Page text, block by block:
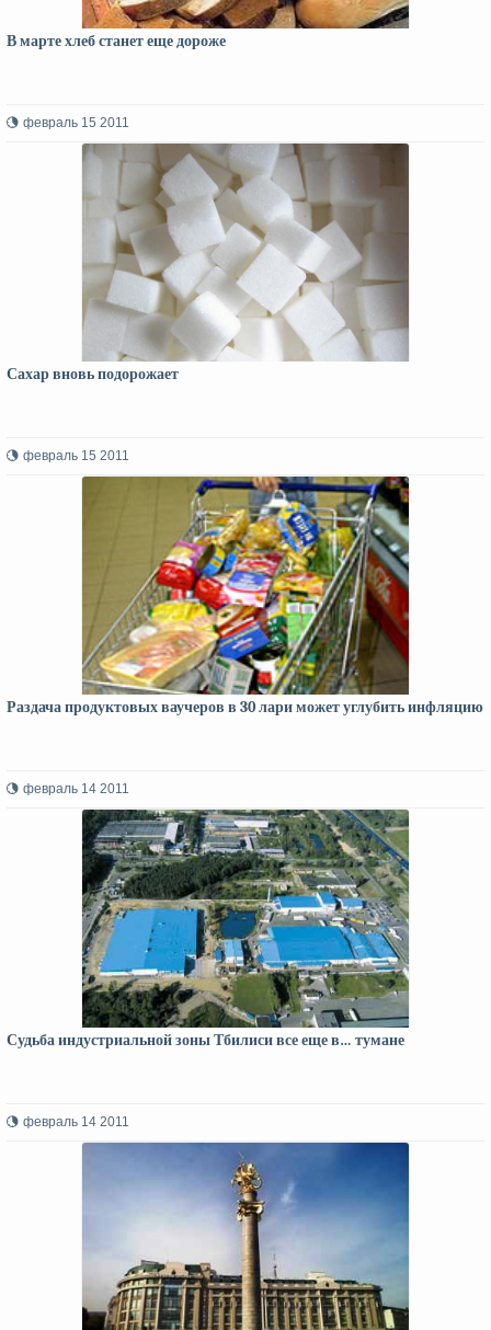
В марте хлеб станет еще дороже
февраль 15 2011
Сахар вновь подорожает
февраль 15 2011
Раздача продуктовых ваучеров в 30 лари может углубить инфляцию
февраль 14 2011
Судьба индустриальной зоны Тбилиси все еще в… тумане
февраль 14 2011